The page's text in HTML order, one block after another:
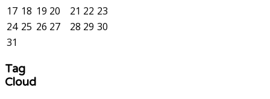
17 18 19 20 21 22 23
24 25 26 27 28 29 30
31
Tag
Cloud